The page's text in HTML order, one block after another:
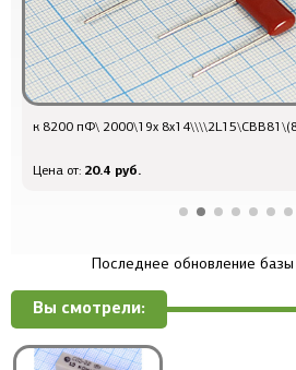
к 8200 пФ\ 2000\19x
Цена от: 20.4 руб.
Последнее обновление
Вы смотрели: